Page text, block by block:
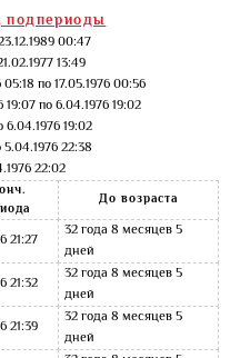
подпериоды
00:47
13:49
по 17.05.1976 00:56
по 6.04.1976 19:02
19:02
22:38
22:02
До возраста
21:27
32 года 8 месяцев 5
дней
21:32
32 года 8 месяцев 5
дней
21:39
32 года 8 месяцев 5
дней